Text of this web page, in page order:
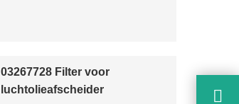
03267728 Filter voor
luchtolieafscheider